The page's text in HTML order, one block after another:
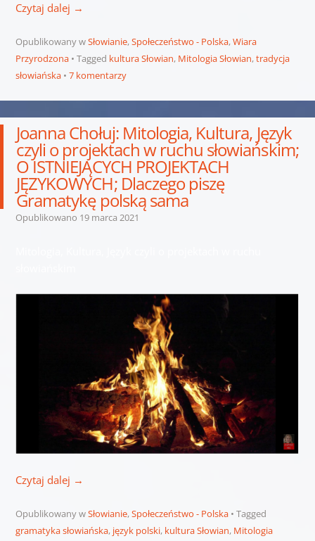
Czytaj dalej →
Opublikowany wSłowianie,Społeczeństwo - Polska,Wiara
Przyrodzona
Tagged kultura Słowian, Mitologia Słowian,tradycja
słowiańska
7 komentarzy
Joanna Chołuj: Mitologia, Kultura, Język
czyli o projektach w ruchu słowiańskim;
O ISTNIEJĄCYCH PROJEKTACH
JĘZYKOWYCH; Dlaczego piszę
Gramatykę polską sama
Opublikowano 19 marca 2021
Czytaj dalej →
Opublikowany wSłowianie,Społeczeństwo - Polska
Tagged
gramatyka słowiańska, język polski, kultura Słowian, Mitologia